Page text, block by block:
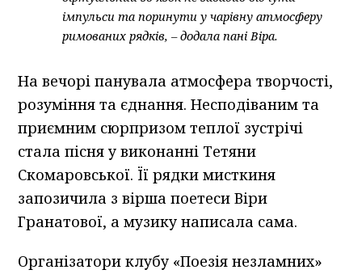
імпульси та поринути у чарівну атмосферу
римованих рядків, – додала пані Віра.
На вечорі панувала атмосфера творчості,
розуміння та єднання. Несподіваним та
приємним сюрпризом теплої зустрічі
стала пісня у виконанні Тетяни
Скомаровської. Її рядки мисткиня
запозичила з вірша поетеси Віри
Гранатової, а музику написала сама.
Організатори клубу «Поезія незламних»